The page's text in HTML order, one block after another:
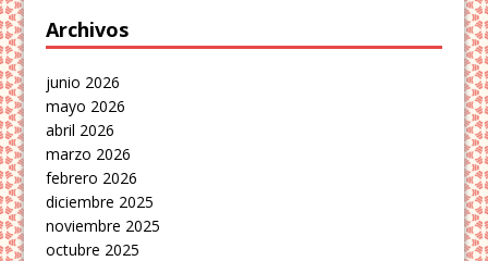
Archivos
junio 2026
mayo 2026
abril 2026
marzo 2026
febrero 2026
diciembre 2025
noviembre 2025
octubre 2025